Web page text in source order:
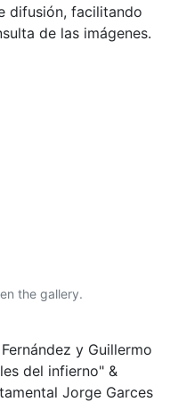
difusión, facilitando
de las imágenes.
the gallery.
y Guillermo
del infierno" &
Jorge Garces